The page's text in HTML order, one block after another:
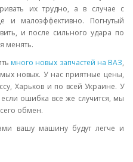
их трудно, а в случае с
и малоэффективно. Погнутый
и после сильного удара по
менять.
много новых запчастей на ВАЗ,
новых. У нас приятные цены,
Харьков и по всей Украине. У
ошибка все же случится, мы
обмен.
вашу машину будут легче и